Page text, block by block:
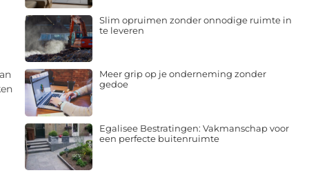
Slim opruimen zonder onnodige ruimte in
te leveren
Meer grip op je onderneming zonder
gedoe
Egalisee Bestratingen: Vakmanschap voor
een perfecte buitenruimte